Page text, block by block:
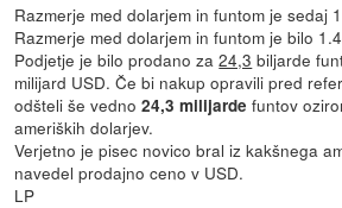
Razmerje med dolarjem in funtom je sedaj
Razmerje med dolarjem in funtom je bilo
Podjetje je bilo prodano za24,3 biljarde
milijard USD. Če bi nakup opravili pred
odšteli še vedno24,3 milijarde funtov
ameriških dolarjev.
Verjetno je pisec novico bral iz kakšnega
navedel prodajno ceno v USD.
LP